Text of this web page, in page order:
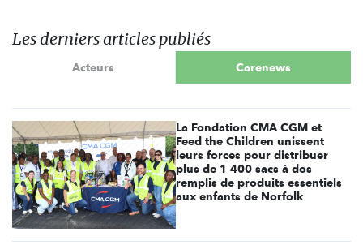
Les derniers articles publiés
Acteurs Carenews
La Fondation CMA CGM et
Feed the Children unissent
leurs forces pour distribuer
plus de 1 400 sacs à dos
remplis de produits essentiels
aux enfants de Norfolk